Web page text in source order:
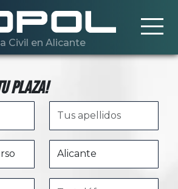
Civil en Alicante
plaza!